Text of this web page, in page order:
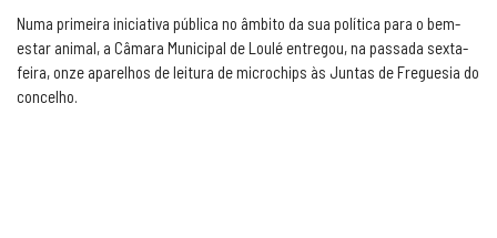
Numa primeira iniciativa pública no âmbito da sua política para o bem-
estar animal, a Câmara Municipal de Loulé entregou, na passada sexta-
feira, onze aparelhos de leitura de microchips às Juntas de Freguesia do
concelho.